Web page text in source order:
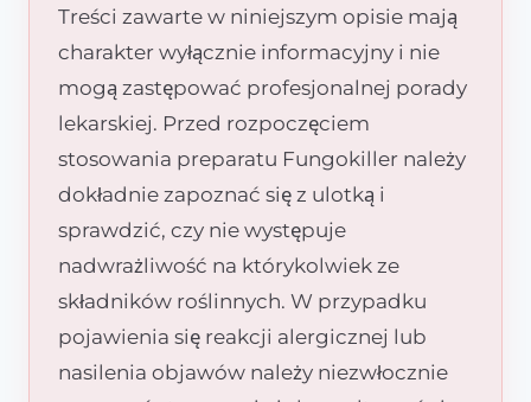
Treści zawarte w niniejszym opisie mają
charakter wyłącznie informacyjny i nie
mogą zastępować profesjonalnej porady
lekarskiej. Przed rozpoczęciem
stosowania preparatu Fungokiller należy
dokładnie zapoznać się z ulotką i
sprawdzić, czy nie występuje
nadwrażliwość na którykolwiek ze
składników roślinnych. W przypadku
pojawienia się reakcji alergicznej lub
nasilenia objawów należy niezwłocznie